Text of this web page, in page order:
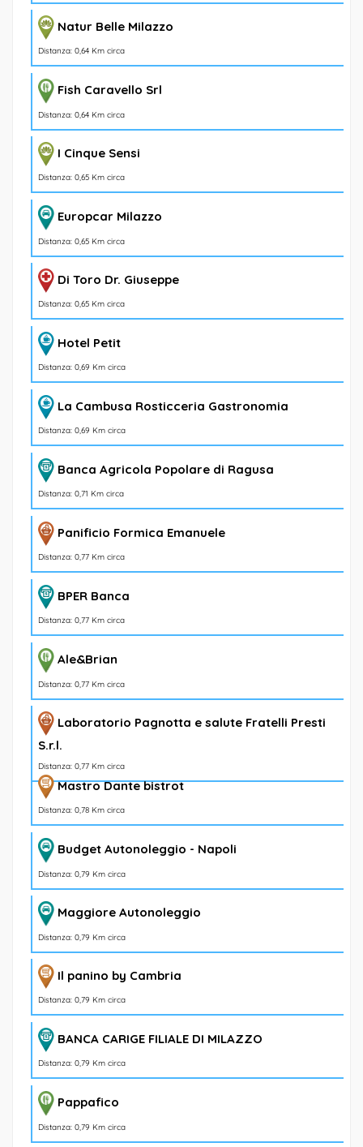
Natur Belle Milazzo
Distanza: 0,64 Km circa
Fish Caravello Srl
Distanza: 0,64 Km circa
I Cinque Sensi
Distanza: 0,65 Km circa
Europcar Milazzo
Distanza: 0,65 Km circa
Di Toro Dr. Giuseppe
Distanza: 0,65 Km circa
Hotel Petit
Distanza: 0,69 Km circa
La Cambusa Rosticceria Gastronomia
Distanza: 0,69 Km circa
Banca Agricola Popolare di Ragusa
Distanza: 0,71 Km circa
Panificio Formica Emanuele
Distanza: 0,77 Km circa
BPER Banca
Distanza: 0,77 Km circa
Ale&Brian
Distanza: 0,77 Km circa
Laboratorio Pagnotta e salute Fratelli Presti
S.r.l.
Distanza: 0,77 Km circa
Mastro Dante bistrot
Distanza: 0,78 Km circa
Budget Autonoleggio - Napoli
Distanza: 0,79 Km circa
Maggiore Autonoleggio
Distanza: 0,79 Km circa
Il panino by Cambria
Distanza: 0,79 Km circa
BANCA CARIGE FILIALE DI MILAZZO
Distanza: 0,79 Km circa
Pappafico
Distanza: 0,79 Km circa